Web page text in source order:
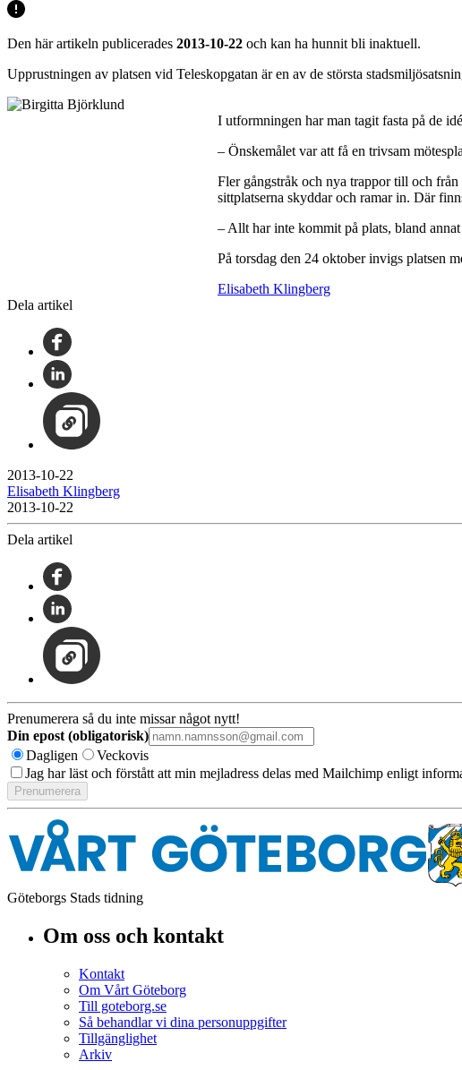
Den här artikeln publicerades 2013-10-22 och kan ha hunnit bli inaktuell.
Upprustningen av platsen vid Teleskopgatan är en av de största
I utformningen har man tagit fasta på de
– Önskemålet var att få en trivsam
Fler gångstråk och nya trappor till och
sittplatserna skyddar och ramar in. Där
– Allt har inte kommit på plats, bland
På torsdag den 24 oktober invigs platsen
Elisabeth Klingberg
Dela artikel
2013-10-22
Elisabeth Klingberg
2013-10-22
Dela artikel
Prenumerera så du inte missar något nytt!
Din epost (obligatorisk)
Dagligen
Veckovis
Jag har läst och förstått att min mejladress delas med Mailchimp enligt
Göteborgs Stads tidning
Om oss och kontakt
Kontakt
Om Vårt Göteborg
Till goteborg.se
Så behandlar vi dina personuppgifter
Tillgänglighet
Arkiv